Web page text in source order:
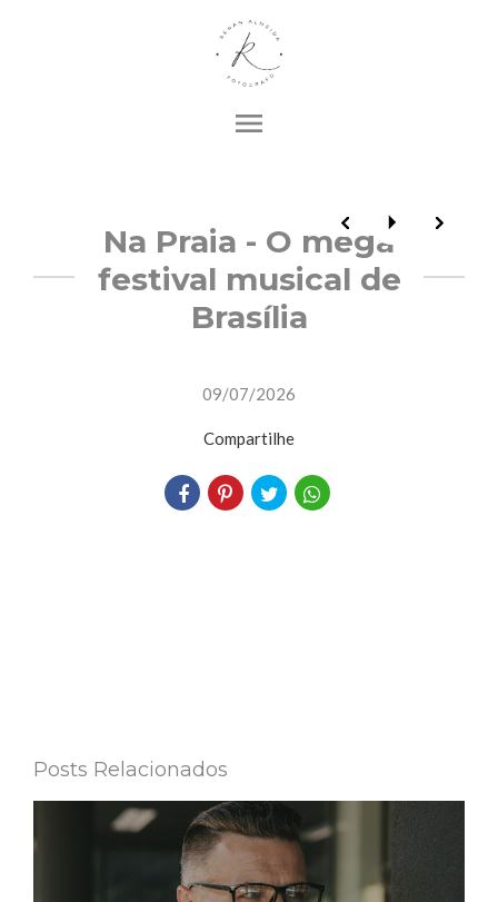
menu
Na Praia - O mega
festival musical de
Brasília
09/07/2026
Compartilhe
Posts Relacionados